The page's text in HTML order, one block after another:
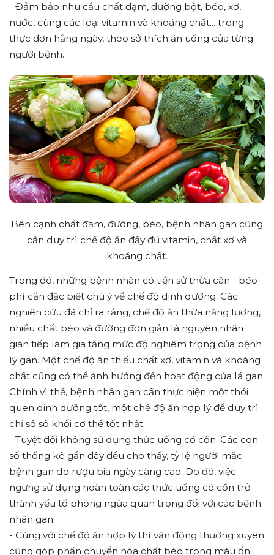
- Đảm bảo nhu cầu chất đạm, đường bột, béo, xơ,
nước, cùng các loại vitamin và khoáng chất... trong
thực đơn hằng ngày, theo sở thích ăn uống của từng
người bệnh.
Bên cạnh chất đạm, đường, béo, bệnh nhân gan cũng
cần duy trì chế độ ăn đầy đủ vitamin, chất xơ và
khoáng chất.
Trong đó, những bệnh nhân có tiền sử thừa cân - béo
phì cần đặc biệt chú ý về chế độ dinh dưỡng. Các
nghiên cứu đã chỉ ra rằng, chế độ ăn thừa năng lượng,
nhiều chất béo và đường đơn giản là nguyên nhân
gián tiếp làm gia tăng mức độ nghiêm trọng của bệnh
lý gan. Một chế độ ăn thiếu chất xơ, vitamin và khoáng
chất cũng có thể ảnh hưởng đến hoạt động của lá gan.
Chính vì thể, bệnh nhân gan cần thực hiện một thói
quen dinh dưỡng tốt, một chế độ ăn hợp lý để duy trì
chỉ số số khối cơ thể tốt nhất.
- Tuyệt đối không sử dụng thức uống có cồn. Các con
số thống kê gần đây đều cho thấy, tỷ lệ người mắc
bệnh gan do rượu bia ngày càng cao. Do đó, việc
ngưng sử dụng hoàn toàn các thức uống có cồn trở
thành yếu tố phòng ngừa quan trọng đối với các bệnh
nhân gan.
- Cùng với chế độ ăn hợp lý thì vận động thường xuyên
cũng góp phần chuyển hóa chất béo trong máu ổn